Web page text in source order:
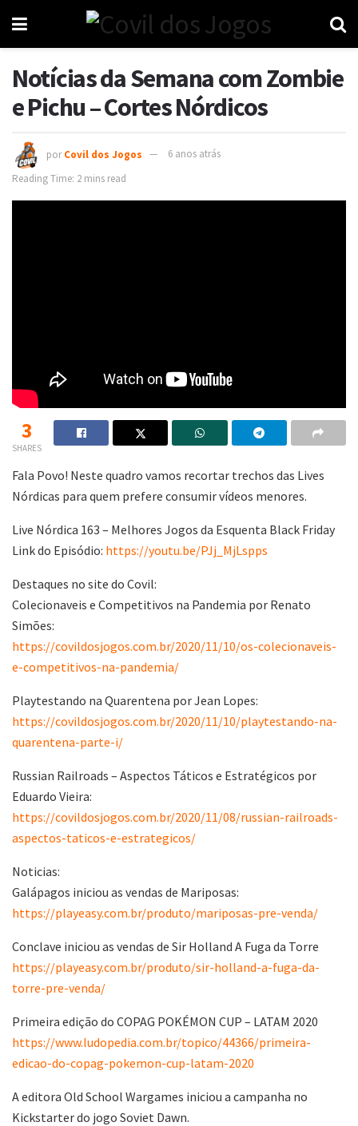
Notícias da Semana com Zombie
e Pichu – Cortes Nórdicos
por Covil dos Jogos
6 anos atrás
Reading Time: 2 mins read
3
SHARES
Fala Povo! Neste quadro vamos recortar trechos das Lives
Nórdicas para quem prefere consumir vídeos menores.
Live Nórdica 163 – Melhores Jogos da Esquenta Black Friday
Link do Episódio: https://youtu.be/PJj_MjLspps
Destaques no site do Covil:
Colecionaveis e Competitivos na Pandemia por Renato
Simões:
https://covildosjogos.com.br/2020/11/10/os-colecionaveis-
e-competitivos-na-pandemia/
Playtestando na Quarentena por Jean Lopes:
https://covildosjogos.com.br/2020/11/10/playtestando-na-
quarentena-parte-i/
Russian Railroads – Aspectos Táticos e Estratégicos por
Eduardo Vieira:
https://covildosjogos.com.br/2020/11/08/russian-railroads-
aspectos-taticos-e-estrategicos/
Noticias:
Galápagos iniciou as vendas de Mariposas:
https://playeasy.com.br/produto/mariposas-pre-venda/
Conclave iniciou as vendas de Sir Holland A Fuga da Torre
https://playeasy.com.br/produto/sir-holland-a-fuga-da-
torre-pre-venda/
Primeira edição do COPAG POKÉMON CUP – LATAM 2020
https://www.ludopedia.com.br/topico/44366/primeira-
edicao-do-copag-pokemon-cup-latam-2020
A editora Old School Wargames iniciou a campanha no
Kickstarter do jogo Soviet Dawn.